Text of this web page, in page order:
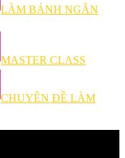
LÀM BÁNH NGẮN
MASTER CLASS
CHUYÊN ĐỀ LÀM